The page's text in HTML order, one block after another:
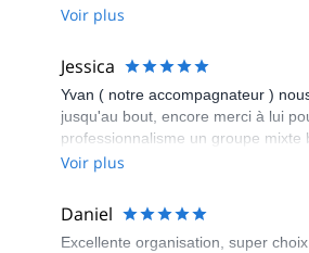
du GR20 et de la découverte de la
organisation et leur efficacité qui
marcher sur un chemin mythique le
Voir plus
Jessica
Yvan ( notre accompagnateur )
jusqu'au bout, encore merci à lui
professionnalisme un groupe mixte
malgré un électron libre Bravo à
avec mes enfants dans 3 ans
pour cette magnifique semaine
Voir plus
Daniel
Excellente organisation, super